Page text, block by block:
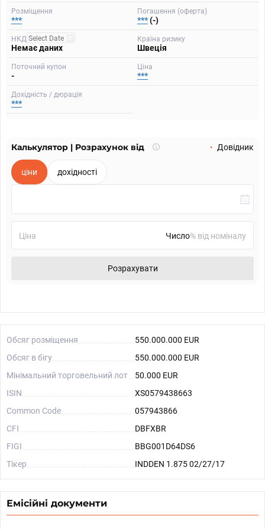
Розміщення
***
Погашення (оферта)
***(-)
НКД
Немає даних
Країна ризику
Швеція
Поточний купон
-
Ціна
***
Дохідність / дюрація
***
Калькулятор | Розрахунок від
Що
Довідник
ціни дохідності
Ціна % від номіналу
Розрахувати
Обсяг розміщення
550.000.000 EUR
Обсяг в бігу
550.000.000 EUR
Мінімальний торговельний лот
50.000 EUR
ISIN
XS0579438663
Common Code
057943866
CFI
DBFXBR
FIGI
BBG001D64DS6
Тікер
INDDEN 1.875 02/27/17
Емісійні документи